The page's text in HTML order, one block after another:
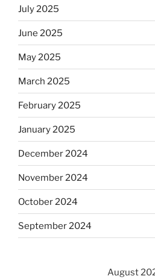
July 2025
June 2025
May 2025
March 2025
February 2025
January 2025
December 2024
November 2024
October 2024
September 2024
August